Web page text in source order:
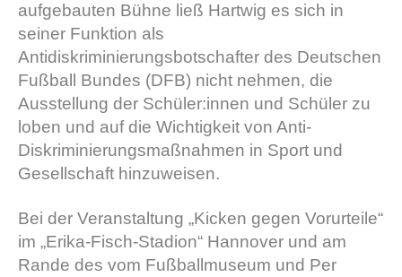
aufgebauten Bühne ließ Hartwig es sich in
seiner Funktion als
Antidiskriminierungsbotschafter des Deutschen
Fußball Bundes (DFB) nicht nehmen, die
Ausstellung der Schüler:innen und Schüler zu
loben und auf die Wichtigkeit von Anti-
Diskriminierungsmaßnahmen in Sport und
Gesellschaft hinzuweisen.
Bei der Veranstaltung „Kicken gegen Vorurteile“
im „Erika-Fisch-Stadion“ Hannover und am
Rande des vom Fußballmuseum und Per